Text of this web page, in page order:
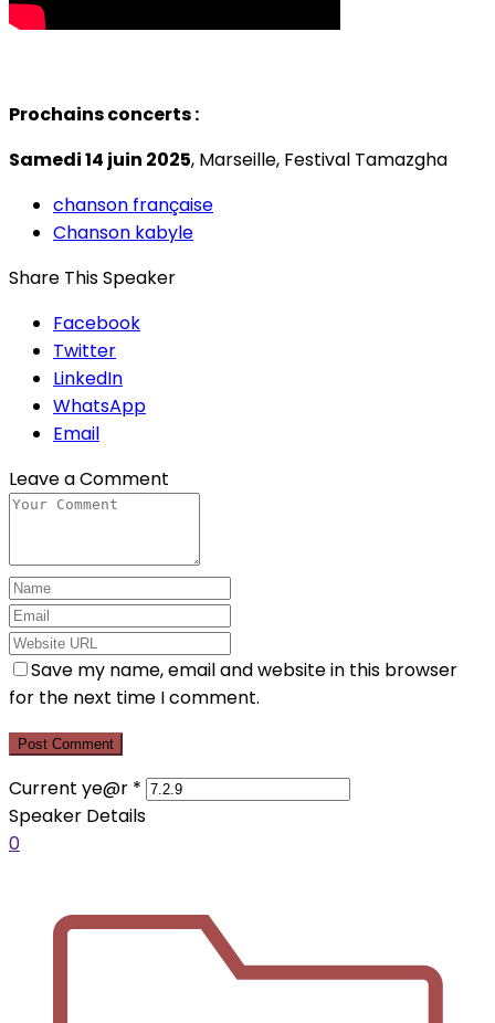
Prochains concerts :
Samedi 14 juin 2025, Marseille, Festival Tamazgha
chanson française
Chanson kabyle
Share This Speaker
Facebook
Twitter
LinkedIn
WhatsApp
Email
Leave a Comment
Save my name, email and website in this browser
for the next time I comment.
Current ye@r *
Speaker Details
0